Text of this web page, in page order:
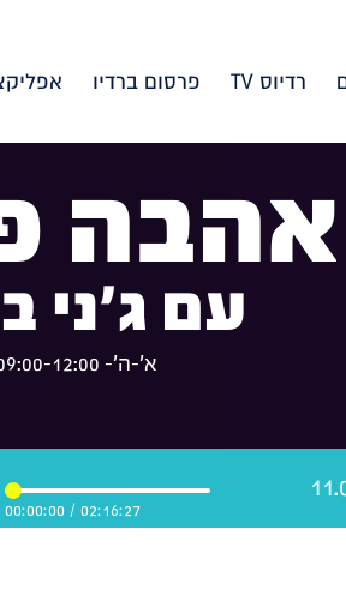
רדיוס TV פרסום ברדיו
אהבה
עם ג'ני
א'-ה'- 09:00-12:00
02:16:27
/
00:00:00